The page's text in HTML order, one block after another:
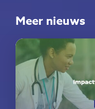
Meer nieuws